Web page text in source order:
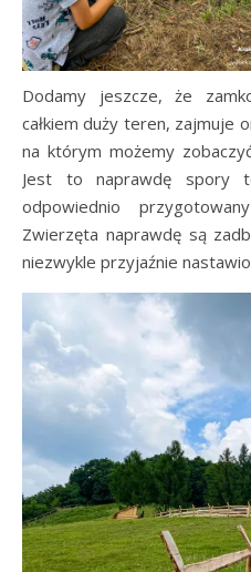
Dodamy jeszcze, że
całkiem duży teren, zajmuje
na którym możemy
Jest to naprawdę spory
odpowiednio
Zwierzęta naprawdę są
niezwykle przyjaźnie